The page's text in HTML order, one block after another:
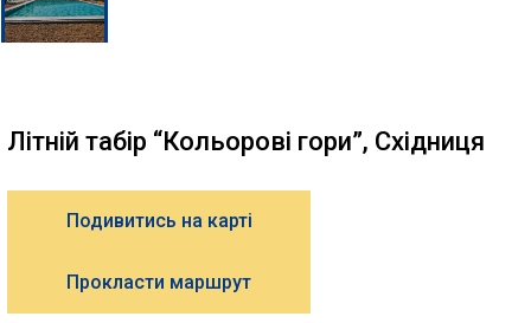
Літній табір “Кольорові гори”, Східниця
Подивитись на карті
Прокласти маршрут